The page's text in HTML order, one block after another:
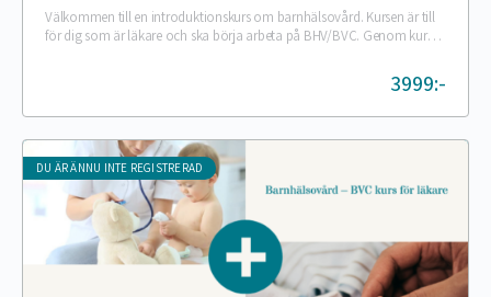
Välkommen till en introduktionskurs om barnhälsovård. Kursen är till
för dig som är läkare och ska börja arbeta på BHV/BVC. Genom kursen
3999:-
DU ÄR ÄNNU INTE REGISTRERAD